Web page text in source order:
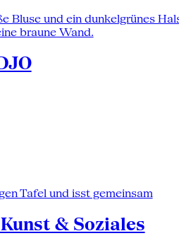
& Soziales